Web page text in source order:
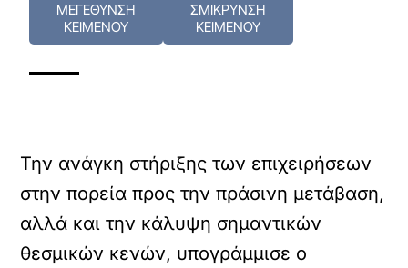
ΜΕΓΕΘΥΝΣΗ
ΚΕΙΜΕΝΟΥ
ΣΜΙΚΡΥΝΣΗ
ΚΕΙΜΕΝΟΥ
Την ανάγκη στήριξης των επιχειρήσεων
στην πορεία προς την πράσινη μετάβαση,
αλλά και την κάλυψη σημαντικών
θεσμικών κενών, υπογράμμισε ο